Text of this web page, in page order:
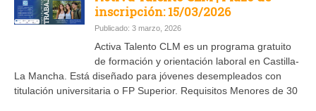
inscripción: 15/03/2026
Publicado: 3 marzo, 2026
Activa Talento CLM es un programa gratuito
de formación y orientación laboral en Castilla-
La Mancha. Está diseñado para jóvenes desempleados con
titulación universitaria o FP Superior. Requisitos Menores de 30